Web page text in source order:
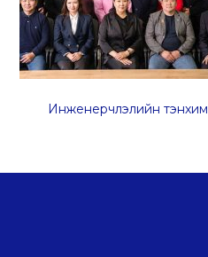
Инженерчлэлийн тэнхим